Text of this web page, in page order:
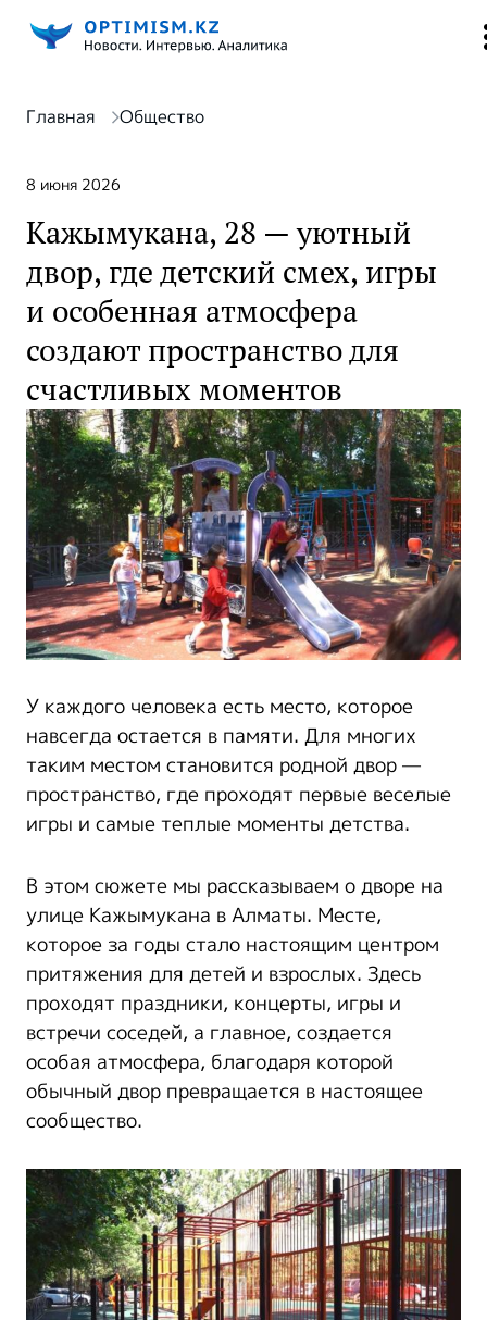
Главная Общество
8 июня 2026
Кажымукана, 28 — уютный
двор, где детский смех, игры
и особенная атмосфера
создают пространство для
счастливых моментов
У каждого человека есть место, которое
навсегда остается в памяти. Для многих
таким местом становится родной двор —
пространство, где проходят первые веселые
игры и самые теплые моменты детства.
В этом сюжете мы рассказываем о дворе на
улице Кажымукана в Алматы. Месте,
которое за годы стало настоящим центром
притяжения для детей и взрослых. Здесь
проходят праздники, концерты, игры и
встречи соседей, а главное, создается
особая атмосфера, благодаря которой
обычный двор превращается в настоящее
сообщество.